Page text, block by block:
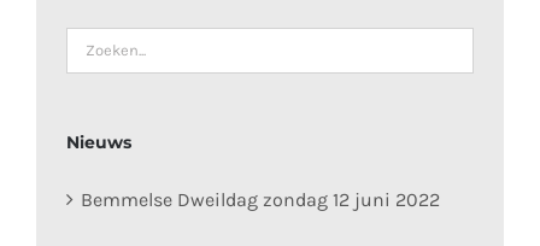
Nieuws
Bemmelse Dweildag zondag 12 juni 2022